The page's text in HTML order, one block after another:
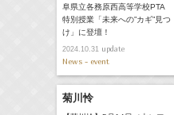
阜県立各務原西高等学校PTA
特別授業「未来への”カギ”見つ
け」に登壇！
2024.10.31update
News - event
菊川怜